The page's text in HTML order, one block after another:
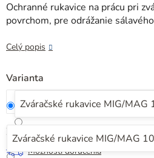
Ochranné rukavice na prácu pri
povrchom, pre odrážanie
Celý popis
Varianta
Zváračské rukavice MIG/
Zváračské rukavice MIG/MAG
Zvoľte variant
Možnosti doručenia